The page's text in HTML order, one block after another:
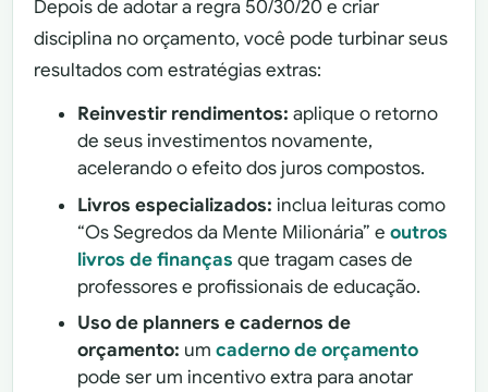
Depois de adotar a regra 50/30/20 e criar
disciplina no orçamento, você pode turbinar seus
resultados com estratégias extras:
Reinvestir rendimentos: aplique o retorno
de seus investimentos novamente,
acelerando o efeito dos juros compostos.
Livros especializados: inclua leituras como
“Os Segredos da Mente Milionária” eoutros
livros de finanças que tragam cases de
professores e profissionais de educação.
Uso de planners e cadernos de
orçamento: umcaderno de orçamento
pode ser um incentivo extra para anotar